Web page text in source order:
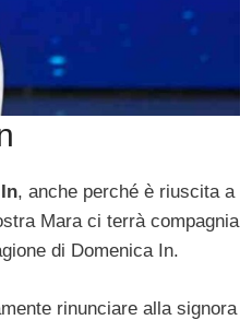
, anche perché è riuscita a
Mara ci terrà compagnia
di Domenica In.
rinunciare alla signora